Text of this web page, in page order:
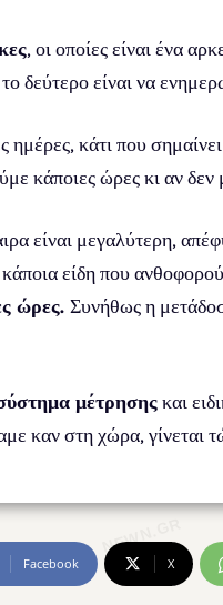
, οι οποίες είναι ένα
δεύτερο είναι να
ημέρες, κάτι που
κάποιες ώρες κι αν
είναι μεγαλύτερη,
είδη που
ώρες. Συνήθως η
μέτρησηςκαι
καν στη χώρα, γίνεται
Facebook X